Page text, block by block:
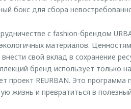
бокс для сбора
с fashion-брендом
материалов.
свой вклад в сохранение
бренд использует только
проект REURBAN. Это
жизнь и превратиться в